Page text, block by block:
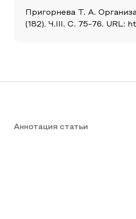
Пригорнева Т. А.
(182). Ч.III. С. 75-76. URL:
Аннотация статьи